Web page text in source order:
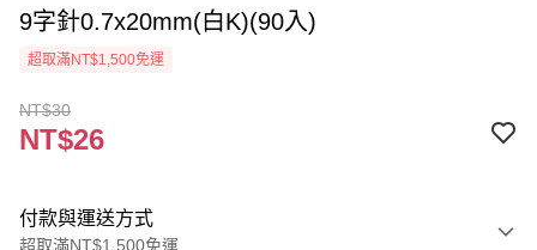
9字針0.7x20mm(白K)(90入)
超取滿NT$1,500免運
NT$30
NT$26
付款與運送方式
超取滿NT$1,500免運